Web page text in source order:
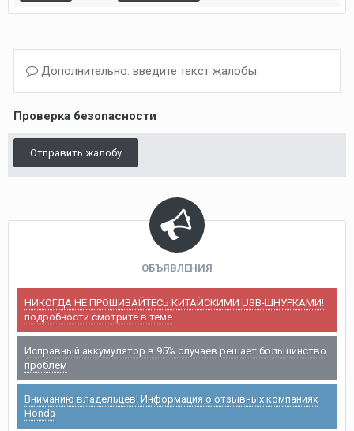
Дополнительно: введите текст жалобы.
Проверка безопасности
Отправить жалобу
ОБЪЯВЛЕНИЯ
НИКОГДА НЕ ПРОШИВАЙТЕСЬ КИТАЙСКИМИ USB-ШНУРКАМИ!
подробности смотрите в теме
Исправный аккумулятор в 95% случаев решает большинство
проблем
Вниманию владельцев! Информация о отзывных компаниях
Honda